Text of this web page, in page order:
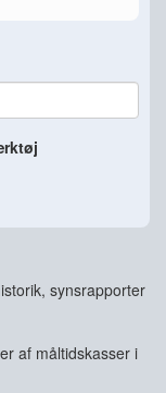
synsrapporter
af måltidskasser i